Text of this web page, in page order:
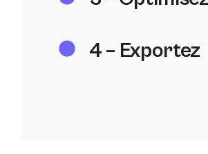
4 – Exportez